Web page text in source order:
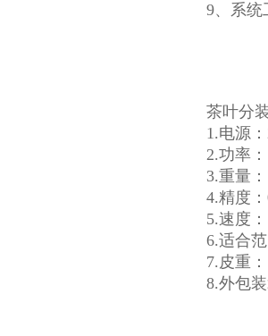
9、系统
茶叶分
1.电源
2.功率
3.重量
4.精度
5.速度
6.适合
7.皮重
8.外包